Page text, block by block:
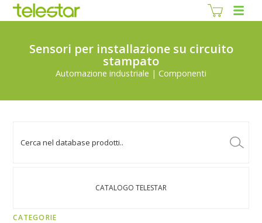
Sensori per installazione su circuito
stampato
Automazione industriale | Componenti
CATALOGO TELESTAR
CATEGORIE